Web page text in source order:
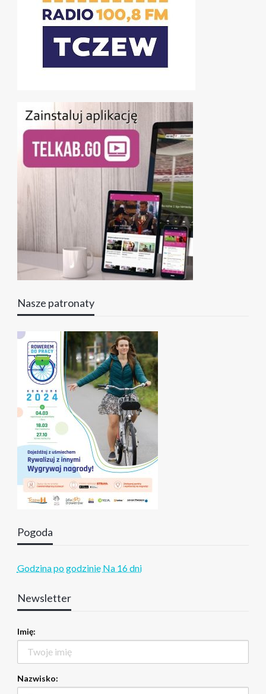
Nasze patronaty
Pogoda
Godzina po godzinie Na 16 dni
Newsletter
Imię:
Nazwisko: